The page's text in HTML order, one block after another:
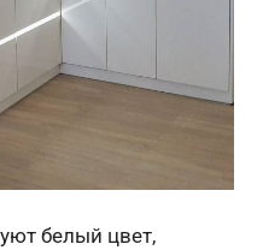
белый цвет,